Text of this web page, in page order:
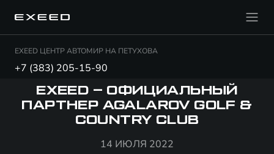
EXEED ЦЕНТР АВТОМИР НА ПЕТУХОВА
+7 (383) 205-15-90
EXEED – ОФИЦИАЛЬНЫЙ
ПАРТНЕР AGALAROV GOLF &
COUNTRY CLUB
14 ИЮЛЯ 2022